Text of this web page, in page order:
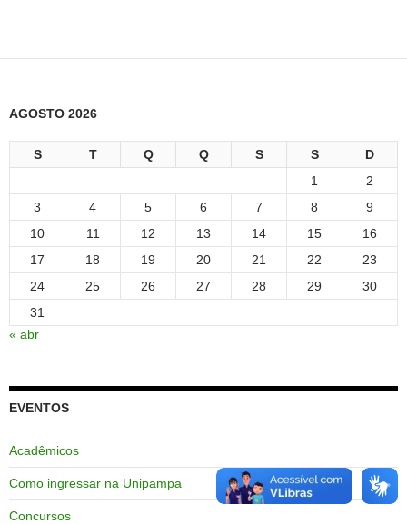
AGOSTO 2026
S T Q Q S S
D
1
2
3
4 5 6 7 8
9
10
11 12 13 14 15
16
17
18 19 20 21 22
23
24
25 26 27 28 29
30
31
« abr
EVENTOS
Acadêmicos
Como ingressar na Unipampa
Concursos